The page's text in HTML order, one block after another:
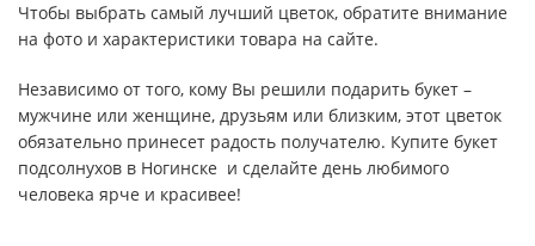
Чтобы выбрать самый лучший цветок, обратите внимание
на фото и характеристики товара на сайте.
Независимо от того, кому Вы решили подарить букет –
мужчине или женщине, друзьям или близким, этот цветок
обязательно принесет радость получателю. Купите букет
подсолнухов в Ногинске и сделайте день любимого
человека ярче и красивее!